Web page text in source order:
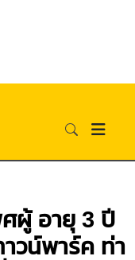
ผู้ อายุ 3 ปี
วน์พาร์ค ท่า